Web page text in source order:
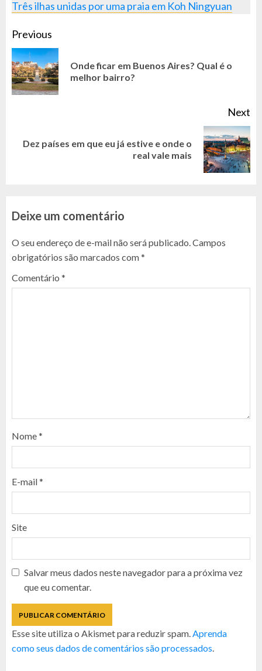
Três ilhas unidas por uma praia em Koh Ningyuan
CONTINUE
READING
Previous
Onde ficar em Buenos Aires? Qual é o
melhor bairro?
Next
Next
Dez países em que eu já estive e onde o
real vale mais
Deixe um comentário
O seu endereço de e-mail não será publicado.Campos
obrigatórios são marcados com*
Comentário *
Nome*
E-mail*
Site
Salvar meus dados neste navegador para a próxima vez
que eu comentar.
Esse site utiliza o Akismet para reduzir spam.Aprenda
como seus dados de comentários são processados.